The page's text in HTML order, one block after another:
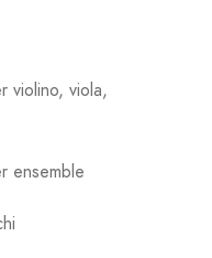
violino, viola,
ensemble